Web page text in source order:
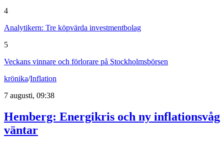
4
Analytikern: Tre köpvärda investmentbolag
5
Veckans vinnare och förlorare på Stockholmsbörsen
krönika/Inflation
7 augusti, 09:38
Hemberg: Energikris och ny inflationsvåg
väntar